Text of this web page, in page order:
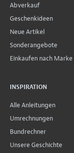
Abverkauf
Geschenkideen
Neue Artikel
Sonderangebote
Einkaufen nach Marke
INSPIRATION
Alle Anleitungen
Umrechnungen
Bundrechner
Unsere Geschichte